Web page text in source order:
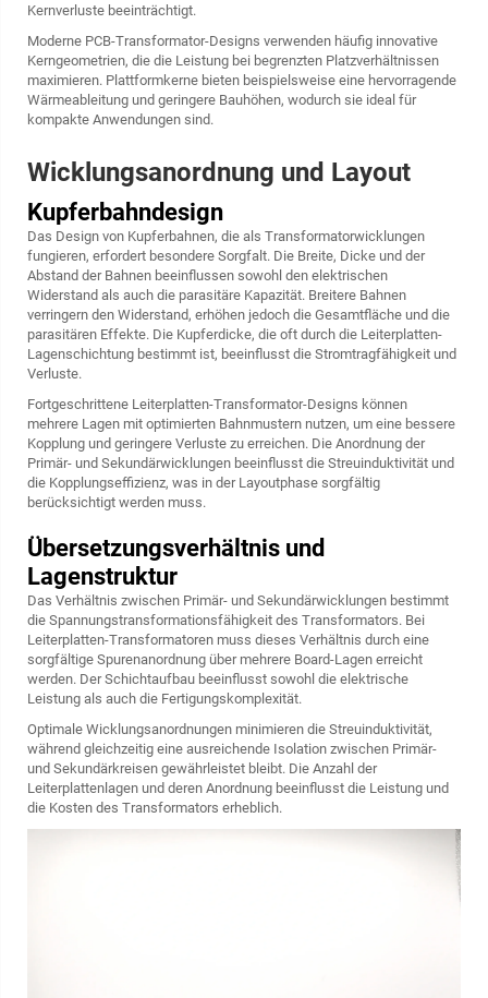
Kernverluste beeinträchtigt.
Moderne PCB-Transformator-Designs verwenden häufig innovative
Kerngeometrien, die die Leistung bei begrenzten Platzverhältnissen
maximieren. Plattformkerne bieten beispielsweise eine hervorragende
Wärmeableitung und geringere Bauhöhen, wodurch sie ideal für
kompakte Anwendungen sind.
Wicklungsanordnung und Layout
Kupferbahndesign
Das Design von Kupferbahnen, die als Transformatorwicklungen
fungieren, erfordert besondere Sorgfalt. Die Breite, Dicke und der
Abstand der Bahnen beeinflussen sowohl den elektrischen
Widerstand als auch die parasitäre Kapazität. Breitere Bahnen
verringern den Widerstand, erhöhen jedoch die Gesamtfläche und die
parasitären Effekte. Die Kupferdicke, die oft durch die Leiterplatten-
Lagenschichtung bestimmt ist, beeinflusst die Stromtragfähigkeit und
Verluste.
Fortgeschrittene Leiterplatten-Transformator-Designs können
mehrere Lagen mit optimierten Bahnmustern nutzen, um eine bessere
Kopplung und geringere Verluste zu erreichen. Die Anordnung der
Primär- und Sekundärwicklungen beeinflusst die Streuinduktivität und
die Kopplungseffizienz, was in der Layoutphase sorgfältig
berücksichtigt werden muss.
Übersetzungsverhältnis und
Lagenstruktur
Das Verhältnis zwischen Primär- und Sekundärwicklungen bestimmt
die Spannungstransformationsfähigkeit des Transformators. Bei
Leiterplatten-Transformatoren muss dieses Verhältnis durch eine
sorgfältige Spurenanordnung über mehrere Board-Lagen erreicht
werden. Der Schichtaufbau beeinflusst sowohl die elektrische
Leistung als auch die Fertigungskomplexität.
Optimale Wicklungsanordnungen minimieren die Streuinduktivität,
während gleichzeitig eine ausreichende Isolation zwischen Primär-
und Sekundärkreisen gewährleistet bleibt. Die Anzahl der
Leiterplattenlagen und deren Anordnung beeinflusst die Leistung und
die Kosten des Transformators erheblich.